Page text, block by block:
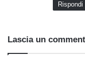
Rispondi
Lascia un